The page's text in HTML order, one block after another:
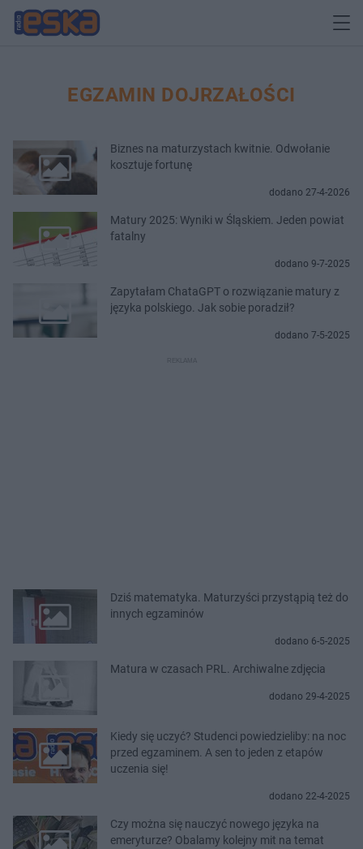
EGZAMIN DOJRZAŁOŚCI
Biznes na maturzystach kwitnie. Odwołanie
kosztuje fortunę
dodano 27-4-2026
Matury 2025: Wyniki w Śląskiem. Jeden powiat
fatalny
dodano 9-7-2025
Zapytałam ChataGPT o rozwiązanie matury z
języka polskiego. Jak sobie poradził?
dodano 7-5-2025
Dziś matematyka. Maturzyści przystąpią też do
innych egzaminów
dodano 6-5-2025
Matura w czasach PRL. Archiwalne zdjęcia
dodano 29-4-2025
Kiedy się uczyć? Studenci powiedzieliby: na noc
przed egzaminem. A sen to jeden z etapów
uczenia się!
dodano 22-4-2025
Czy można się nauczyć nowego języka na
emeryturze? Obalamy kolejny mit na temat